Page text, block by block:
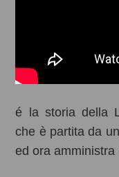
é la storia della
che è partita da
ed ora amministra